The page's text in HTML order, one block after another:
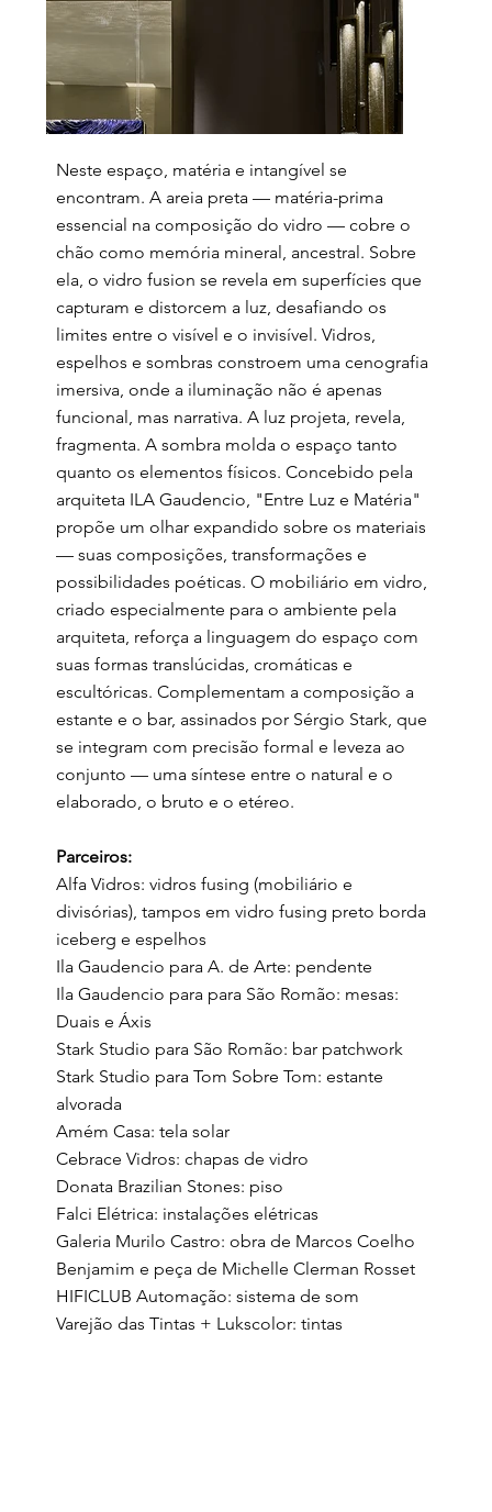
Neste espaço, matéria e intangível se
encontram. A areia preta — matéria-prima
essencial na composição do vidro — cobre o
chão como memória mineral, ancestral. Sobre
ela, o vidro fusion se revela em superfícies que
capturam e distorcem a luz, desafiando os
limites entre o visível e o invisível. Vidros,
espelhos e sombras constroem uma cenografia
imersiva, onde a iluminação não é apenas
funcional, mas narrativa. A luz projeta, revela,
fragmenta. A sombra molda o espaço tanto
quanto os elementos físicos. Concebido pela
arquiteta ILA Gaudencio, "Entre Luz e Matéria"
propõe um olhar expandido sobre os materiais
— suas composições, transformações e
possibilidades poéticas. O mobiliário em vidro,
criado especialmente para o ambiente pela
arquiteta, reforça a linguagem do espaço com
suas formas translúcidas, cromáticas e
escultóricas. Complementam a composição a
estante e o bar, assinados por Sérgio Stark, que
se integram com precisão formal e leveza ao
conjunto — uma síntese entre o natural e o
elaborado, o bruto e o etéreo.
Parceiros:
Alfa Vidros: vidros fusing (mobiliário e
divisórias), tampos em vidro fusing preto borda
iceberg e espelhos
Ila Gaudencio para A. de Arte: pendente
Ila Gaudencio para para São Romão: mesas:
Duais e Áxis
Stark Studio para São Romão: bar patchwork
Stark Studio para Tom Sobre Tom: estante
alvorada
⁠Amém Casa: tela solar
Cebrace Vidros: chapas de vidro
Donata Brazilian Stones: piso
Falci Elétrica: instalações elétricas
⁠Galeria Murilo Castro: obra de Marcos Coelho
Benjamim e peça de Michelle Clerman Rosset
HIFICLUB Automação: sistema de som
Varejão das Tintas + Lukscolor: tintas